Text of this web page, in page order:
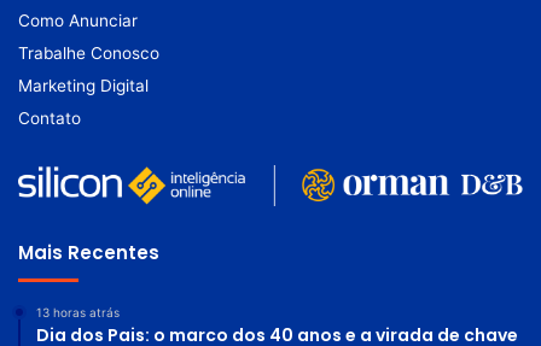
Como Anunciar
Trabalhe Conosco
Marketing Digital
Contato
Mais Recentes
13 horas atrás
Dia dos Pais: o marco dos 40 anos e a virada de chave